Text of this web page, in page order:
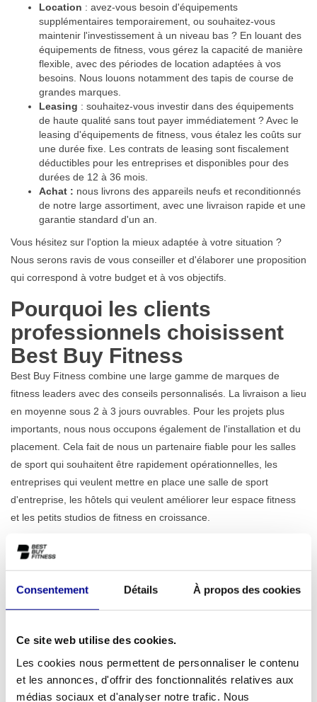
Consentement Détails À propos des cookies
Ce site web utilise des cookies.
Les cookies nous permettent de personnaliser le contenu
et les annonces, d'offrir des fonctionnalités relatives aux
médias sociaux et d'analyser notre trafic. Nous
Location : avez-vous besoin d'équipements
supplémentaires temporairement, ou souhaitez-vous
maintenir l'investissement à un niveau bas ? En louant des
équipements de fitness , vous gérez la capacité de manière
flexible, avec des périodes de location adaptées à vos
besoins. Nous louons notamment des tapis de course de
grandes marques.
Leasing : souhaitez-vous investir dans des équipements
de haute qualité sans tout payer immédiatement ? Avec le
leasing d'équipements de fitness, vous étalez les coûts sur
une durée fixe. Les contrats de leasing sont fiscalement
déductibles pour les entreprises et disponibles pour des
durées de 12 à 36 mois.
Achat : nous livrons des appareils neufs et reconditionnés
de notre large assortiment, avec une livraison rapide et une
garantie standard d'un an.
Vous hésitez sur l'option la mieux adaptée à votre situation ?
Nous serons ravis de vous conseiller et d'élaborer une proposition
qui correspond à votre budget et à vos objectifs.
Pourquoi les clients
professionnels choisissent
Best Buy Fitness
Best Buy Fitness combine une large gamme de marques de
fitness leaders avec des conseils personnalisés. La livraison a lieu
en moyenne sous 2 à 3 jours ouvrables. Pour les projets plus
importants, nous nous occupons également de l'installation et du
placement. Cela fait de nous un partenaire fiable pour les salles
de sport qui souhaitent être rapidement opérationnelles, les
entreprises qui veulent mettre en place une salle de sport
d'entreprise, les hôtels qui veulent améliorer leur espace fitness
et les petits studios de fitness en croissance.
Nos conseillers connaissent le marché professionnel et travaillent
sans frais cachés. Vous obtenez un aperçu clair de ce que vous
choisissez, de son coût et de la date de réception.
Contactez-nous pour des
conseils professionnels
personnalisés
Vous souhaitez savoir ce que Best Buy Fitness peut faire pour
votre entreprise ou votre salle de sport ? Contactez-nous